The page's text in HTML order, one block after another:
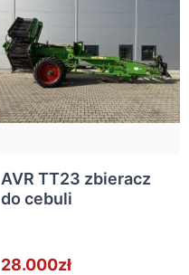
AVR TT23 zbieracz
do cebuli
28.000zł